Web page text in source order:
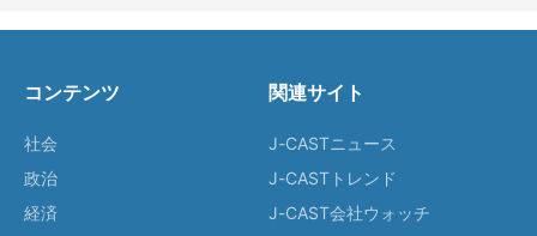
コンテンツ
社会
政治
経済
関連サイト
J-CASTニュース
J-CASTトレンド
J-CAST会社ウォッチ